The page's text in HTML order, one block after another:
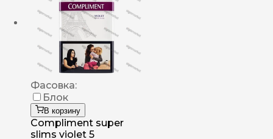
Фасовка:
Блок
В корзину
Compliment super
slims violet 5